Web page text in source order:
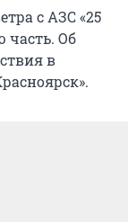
с АЗС «25
часть. Об
в